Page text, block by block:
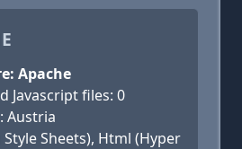
Apache
Javascript files: 0
Austria
Style Sheets), Html (Hyper